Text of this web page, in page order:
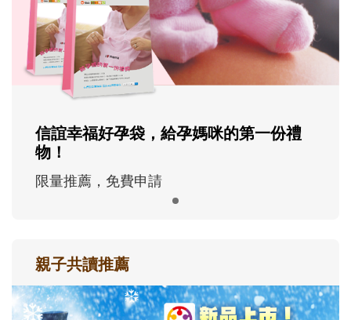
信誼幸福好孕袋，給孕媽咪的第一份禮
物！
限量推薦，免費申請
親子共讀推薦